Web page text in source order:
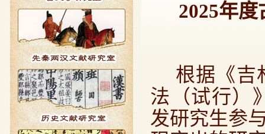
2025年度
根据《吉
法（试行）
发研究生参